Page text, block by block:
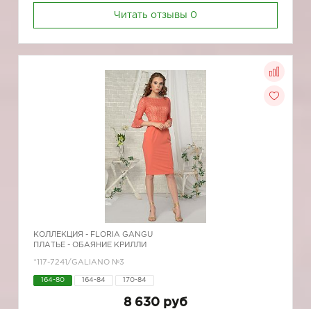
Читать отзывы 0
КОЛЛЕКЦИЯ - FLORIA GANGU
ПЛАТЬЕ - ОБАЯНИЕ КРИЛЛИ
*117-7241/GALIANO №3
164-80 164-84 170-84
8 630 руб